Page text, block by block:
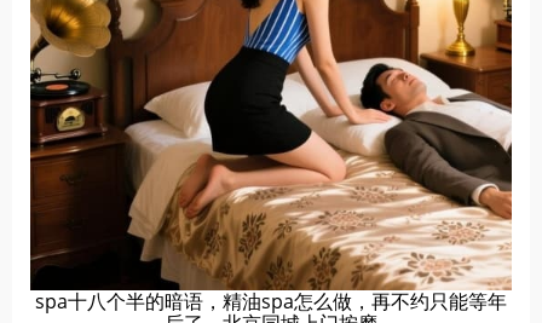
spa十八个半的暗语，精油spa怎么做，再不约只能等年